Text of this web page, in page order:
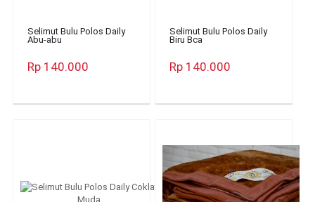
Selimut Bulu Polos Daily
Abu-abu
Rp 140.000
Selimut Bulu Polos Daily
Biru Bca
Rp 140.000